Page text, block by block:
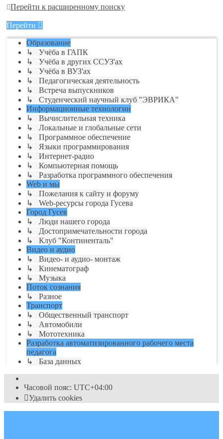
Перейти к расширенному поиску
Перейти
Образование
↳ Учёба в ГАПК
↳ Учёба в других ССУЗ'ах
↳ Учёба в ВУЗ'ах
↳ Педагогическая деятельность
↳ Встреча выпускников
↳ Студенческий научный клуб "ЭВРИКА"
Информационные технологии
↳ Вычислительная техника
↳ Локальные и глобальные сети
↳ Программное обеспечение
↳ Языки программирования
↳ Интернет-радио
↳ Компьютерная помощь
↳ Разработка программного обеспечения
Web и мы
↳ Пожелания к сайту и форуму
↳ Web-ресурсы города Гусева
Город Гусев
↳ Люди нашего города
↳ Достопримечательности города
↳ Клуб "Континенталь"
Видео и аудио
↳ Видео- и аудио- монтаж
↳ Кинематограф
↳ Музыка
Поток сознания
↳ Разное
Транспорт
↳ Общественный транспорт
↳ Автомобили
↳ Мототехника
Разработка автоматизированного рабочего места
педагога
↳ База данных
Часовой пояс: UTC+04:00
Удалить cookies